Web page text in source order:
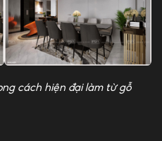
cách hiện đại làm từ gỗ